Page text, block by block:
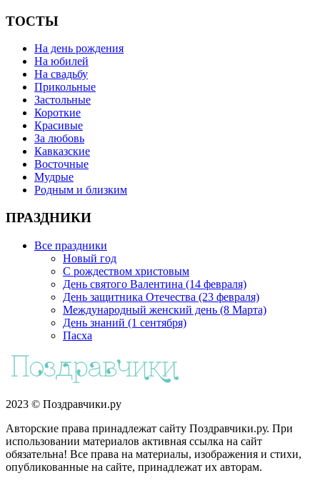
ТОСТЫ
На день рождения
На юбилей
На свадьбу
Прикольные
Застольные
Короткие
Красивые
За любовь
Кавказские
Восточные
Мудрые
Родным и близким
ПРАЗДНИКИ
Все праздники
Новый год
С рождеством христовым
День святого Валентина (14 февраля)
День защитника Отечества (23 февраля)
Международный женский день (8 Марта)
День знаний (1 сентября)
Пасха
2023 © Поздравчики.ру
Авторские права принадлежат сайту Поздравчики.ру. При
использовании материалов активная ссылка на сайт
обязательна! Все права на материалы, изображения и стихи,
опубликованные на сайте, принадлежат их авторам.